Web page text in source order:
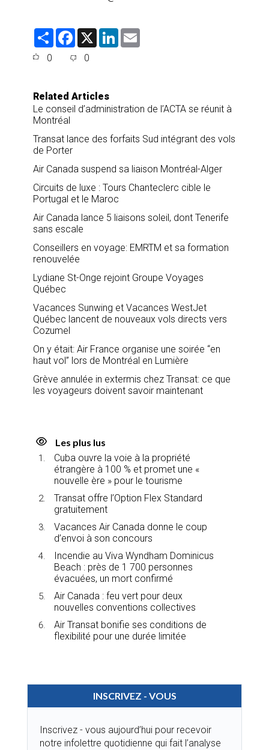
S
F
e
o
k
X
L
0 0
Related Articles
Le conseil d’administration de l’ACTA se réunit à
Montréal
Transat lance des forfaits Sud intégrant des vols
de Porter
Air Canada suspend sa liaison Montréal-Alger
Circuits de luxe : Tours Chanteclerc cible le
Portugal et le Maroc
Air Canada lance 5 liaisons soleil, dont Tenerife
sans escale
Conseillers en voyage: EMRTM et sa formation
renouvelée
Lydiane St-Onge rejoint Groupe Voyages
Québec
Vacances Sunwing et Vacances WestJet
Québec lancent de nouveaux vols directs vers
Cozumel
On y était: Air France organise une soirée “en
haut vol” lors de Montréal en Lumière
Grève annulée in extermis chez Transat: ce que
les voyageurs doivent savoir maintenant
Les plus lus
Cuba ouvre la voie à la propriété
étrangère à 100 % et promet une «
nouvelle ère » pour le tourisme
Transat offre l’Option Flex Standard
gratuitement
Vacances Air Canada donne le coup
d’envoi à son concours
Incendie au Viva Wyndham Dominicus
Beach : près de 1 700 personnes
évacuées, un mort confirmé
Air Canada : feu vert pour deux
nouvelles conventions collectives
Air Transat bonifie ses conditions de
flexibilité pour une durée limitée
INSCRIVEZ - VOUS
Inscrivez - vous aujourd’hui pour recevoir
notre infolettre quotidienne qui fait l’analyse